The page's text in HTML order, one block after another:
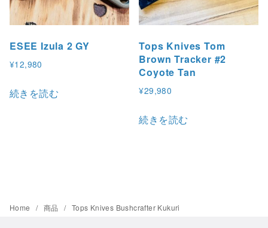
ESEE Izula 2 GY
¥12,980
続きを読む
Tops Knives Tom
Brown Tracker #2
Coyote Tan
¥29,980
続きを読む
Home 商品 Tops Knives Bushcrafter Kukuri